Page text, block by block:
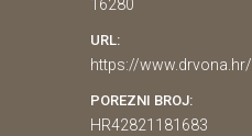
16280
URL:
https://www.drvona.hr/
POREZNI BROJ:
HR42821181683